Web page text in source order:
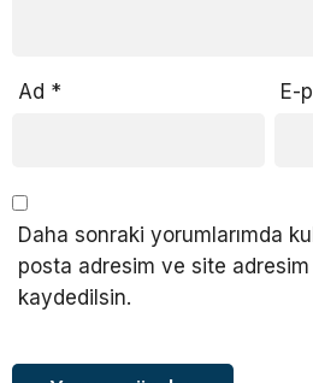
Ad * E-
Daha sonraki yorumlarımda
posta adresim ve site adresim
kaydedilsin.